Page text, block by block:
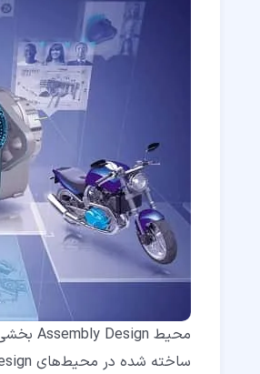
۴‏-‏۳‏- صنایع ماشین ‌آلات و تجهیزات سنگین
۴‏-‏۴‏- صنایع الکترونیک و تجهیزات پزشکی
۵‏-‏۱‏- عدم وجود هیچ زیرمجموعه‌ای
محیط Assembly Design بخشی از مجموعه ماژول‌های
ساخته شده در محیط‌های Part Design یا دیگر محیط‌ها را در قالب یک ساختار منسجم ترکیب کنند.